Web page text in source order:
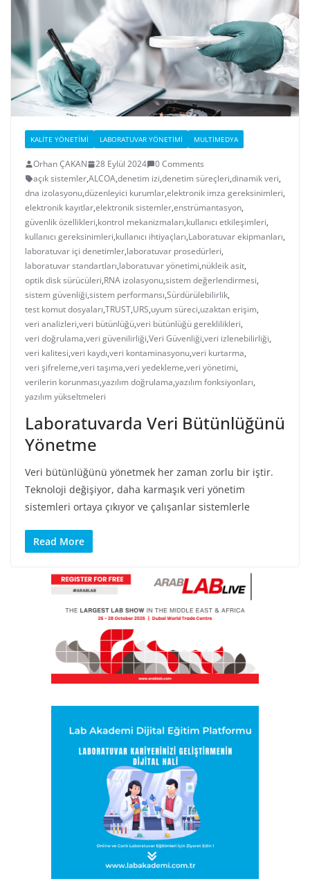
KALITE YÖNETIMI LABORATUVAR YÖNETIMI MULTIMEDYA
Orhan ÇAKAN 28 Eylül 2024
0 Comments
açık sistemler,ALCOA,denetim izi,denetim süreçleri,dinamik veri,
dna izolasyonu,düzenleyici kurumlar,elektronik imza gereksinimleri,
elektronik kayıtlar,elektronik sistemler,enstrümantasyon,
güvenlik özellikleri,kontrol mekanizmaları,kullanıcı etkileşimleri,
kullanıcı gereksinimleri,kullanıcı ihtiyaçları,Laboratuvar ekipmanları,
laboratuvar içi denetimler,laboratuvar prosedürleri,
laboratuvar standartları,laboratuvar yönetimi,nükleik asit,
optik disk sürücüleri,RNA izolasyonu,sistem değerlendirmesi,
sistem güvenliği,sistem performansı,Sürdürülebilirlik,
test komut dosyaları,TRUST,URS,uyum süreci,uzaktan erişim,
veri analizleri,veri bütünlüğü,veri bütünlüğü gereklilikleri,
veri doğrulama,veri güvenilirliği,Veri Güvenliği,veri izlenebilirliği,
veri kalitesi,veri kaydı,veri kontaminasyonu,veri kurtarma,
veri şifreleme,veri taşıma,veri yedekleme,veri yönetimi,
verilerin korunması,yazılım doğrulama,yazılım fonksiyonları,
yazılım yükseltmeleri
Laboratuvarda Veri Bütünlüğünü
Yönetme
Veri bütünlüğünü yönetmek her zaman zorlu bir iştir.
Teknoloji değişiyor, daha karmaşık veri yönetim
sistemleri ortaya çıkıyor ve çalışanlar sistemlerle
Read More